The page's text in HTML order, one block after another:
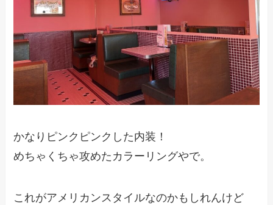
かなりピンクピンクした内装！
めちゃくちゃ攻めたカラーリングやで。
これがアメリカンスタイルなのかもしれんけど